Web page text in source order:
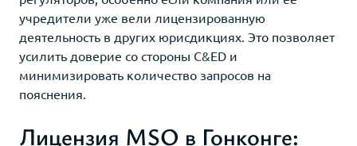
учредители уже вели лицензированную
деятельность в других юрисдикциях. Это позволяет
усилить доверие со стороны C&ED и
минимизировать количество запросов на
пояснения.
Лицензия MSO в Гонконге: